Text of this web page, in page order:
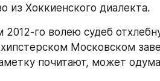
из Хоккиенского диалекта.
2012-го волею судеб
Московском
почитают, может